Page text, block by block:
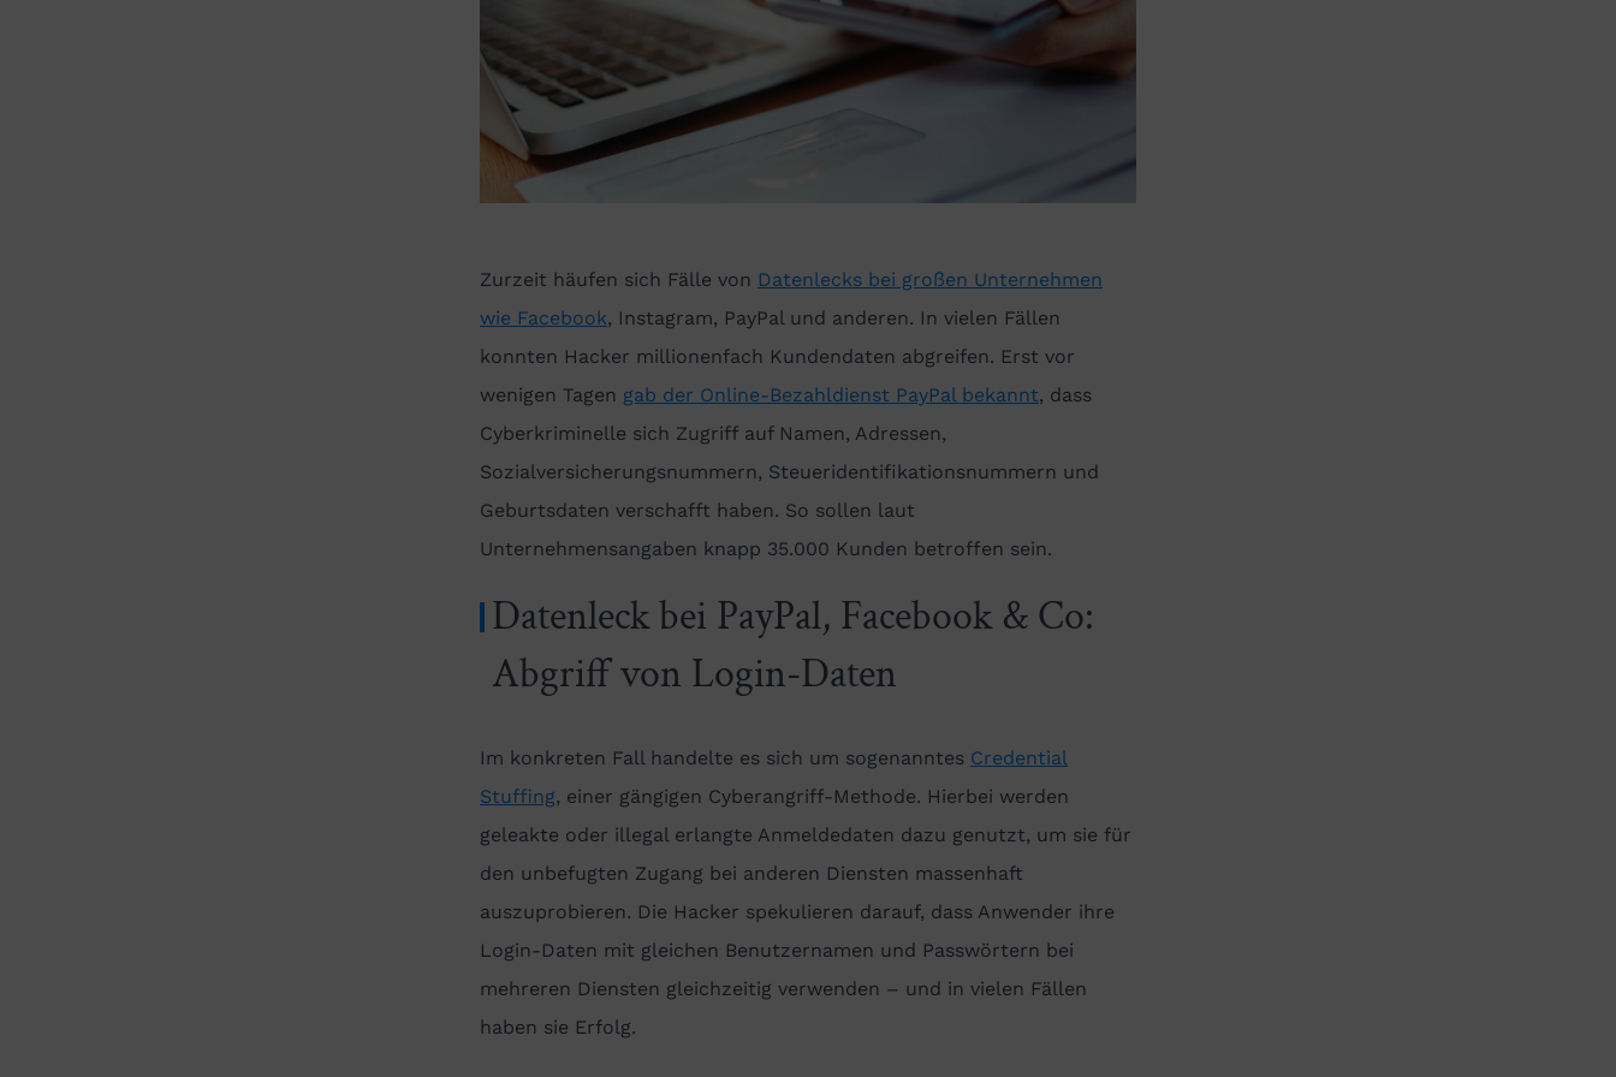
Zurzeit häufen sich Fälle von Datenlecks bei großen Unternehmen
wie Facebook, Instagram, PayPal und anderen. In vielen Fällen
konnten Hacker millionenfach Kundendaten abgreifen. Erst vor
wenigen Tagen gab der Online-Bezahldienst PayPal bekannt, dass
Cyberkriminelle sich Zugriff auf Namen, Adressen,
Sozialversicherungsnummern, Steueridentifikationsnummern und
Geburtsdaten verschafft haben. So sollen laut
Unternehmensangaben knapp 35.000 Kunden betroffen sein.
Datenleck bei PayPal, Facebook & Co:
Abgriff von Login-Daten
Im konkreten Fall handelte es sich um sogenanntes Credential
Stuffing, einer gängigen Cyberangriff-Methode. Hierbei werden
geleakte oder illegal erlangte Anmeldedaten dazu genutzt, um sie für
den unbefugten Zugang bei anderen Diensten massenhaft
auszuprobieren. Die Hacker spekulieren darauf, dass Anwender ihre
Login-Daten mit gleichen Benutzernamen und Passwörtern bei
mehreren Diensten gleichzeitig verwenden – und in vielen Fällen
haben sie Erfolg.